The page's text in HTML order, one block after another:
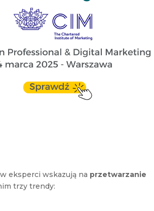
eksperci wskazują na przetwarzanie
trzy trendy: